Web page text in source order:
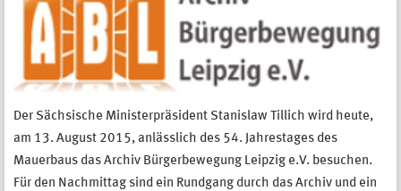
Der Sächsische Ministerpräsident Stanislaw Tillich wird heute,
am 13. August 2015, anlässlich des 54. Jahrestages des
Mauerbaus das Archiv Bürgerbewegung Leipzig e.V. besuchen.
Für den Nachmittag sind ein Rundgang durch das Archiv und ein